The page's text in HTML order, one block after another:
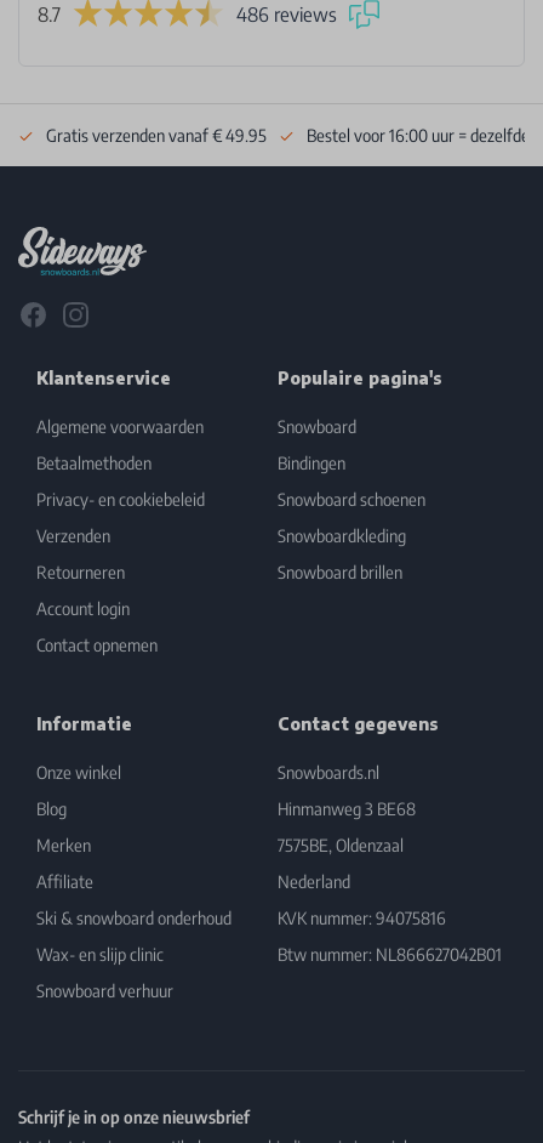
8.7 486 reviews
Gratis verzenden vanaf € 49.95 Bestel voor 16:00 uur = dezelfde
FacebookInstagram
Klantenservice
Algemene voorwaarden
Betaalmethoden
Privacy- en cookiebeleid
Verzenden
Retourneren
Account login
Contact opnemen
Populaire pagina's
Snowboard
Bindingen
Snowboard schoenen
Snowboardkleding
Snowboard brillen
Informatie
Onze winkel
Blog
Merken
Affiliate
Ski & snowboard onderhoud
Wax- en slijp clinic
Snowboard verhuur
Contact gegevens
Snowboards.nl
Hinmanweg 3 BE68
7575BE, Oldenzaal
Nederland
KVK nummer: 94075816
Btw nummer: NL866627042B01
Schrijf je in op onze nieuwsbrief